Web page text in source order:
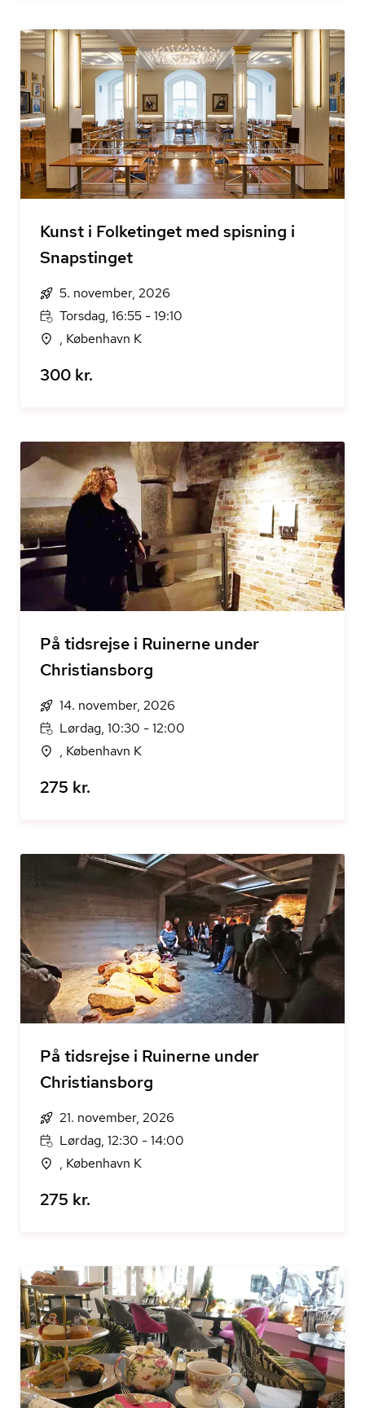
Kunst i Folketinget med spisning i
Snapstinget
5. november, 2026
Torsdag, 16:55 - 19:10
, København K
300 kr.
På tidsrejse i Ruinerne under
Christiansborg
14. november, 2026
Lørdag, 10:30 - 12:00
, København K
275 kr.
På tidsrejse i Ruinerne under
Christiansborg
21. november, 2026
Lørdag, 12:30 - 14:00
, København K
275 kr.